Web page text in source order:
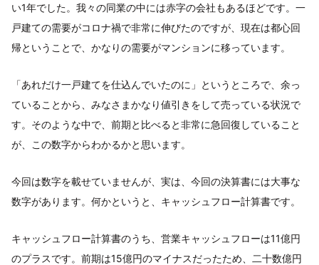
い1年でした。我々の同業の中には赤字の会社もあるほどです。一
戸建ての需要がコロナ禍で非常に伸びたのですが、現在は都心回
帰ということで、かなりの需要がマンションに移っています。
「あれだけ一戸建てを仕込んでいたのに」というところで、余っ
ていることから、みなさまかなり値引きをして売っている状況で
す。そのような中で、前期と比べると非常に急回復していること
が、この数字からわかるかと思います。
今回は数字を載せていませんが、実は、今回の決算書には大事な
数字があります。何かというと、キャッシュフロー計算書です。
キャッシュフロー計算書のうち、営業キャッシュフローは11億円
のプラスです。前期は15億円のマイナスだったため、二十数億円